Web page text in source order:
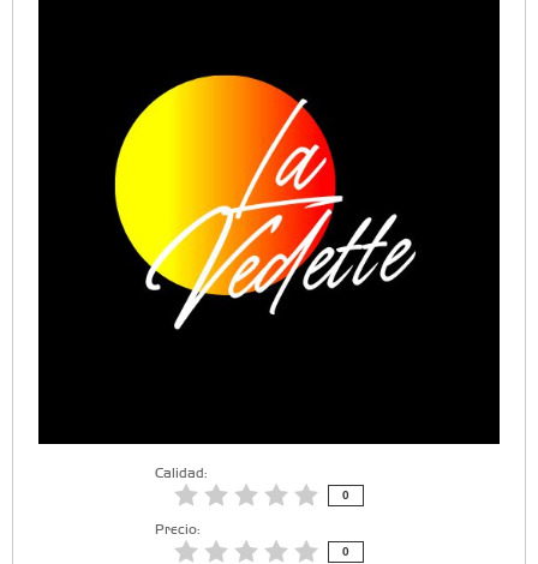
Calidad:
0
Precio:
0